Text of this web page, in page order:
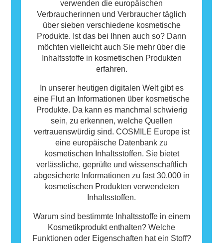
verwenden die europäischen
Verbraucherinnen und Verbraucher täglich
über sieben verschiedene kosmetische
Produkte. Ist das bei Ihnen auch so? Dann
möchten vielleicht auch Sie mehr über die
Inhaltsstoffe in kosmetischen Produkten
erfahren.
In unserer heutigen digitalen Welt gibt es
eine Flut an Informationen über kosmetische
Produkte. Da kann es manchmal schwierig
sein, zu erkennen, welche Quellen
vertrauenswürdig sind. COSMILE Europe ist
eine europäische Datenbank zu
kosmetischen Inhaltsstoffen. Sie bietet
verlässliche, geprüfte und wissenschaftlich
abgesicherte Informationen zu fast 30.000 in
kosmetischen Produkten verwendeten
Inhaltsstoffen.
Warum sind bestimmte Inhaltsstoffe in einem
Kosmetikprodukt enthalten? Welche
Funktionen oder Eigenschaften hat ein Stoff?